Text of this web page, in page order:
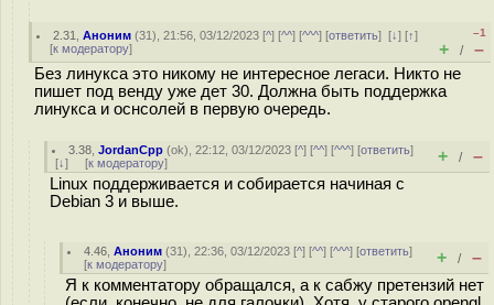
2.31 ,Аноним (31), 21:56, 03/12/2023 [^] [^^] [^^^] [ответить][↓] [↑]
[к модератору]
–1
+ / –
Без линукса это никому не интересное легаси. Никто не
пишет под венду уже дет 30. Должна быть поддержка
линукса и оснсолей в первую очередь.
3.38 ,JordanCpp (ok), 22:12, 03/12/2023 [^] [^^] [^^^] [ответить]
[↓] [к модератору] + / –
Linux поддерживается и собирается начиная с
Debian 3 и выше.
4.46 ,Аноним (31), 22:36, 03/12/2023 [^] [^^] [^^^] [ответить]
[к модератору] + / –
Я к комментатору обращался, а к сабжу претензий нет